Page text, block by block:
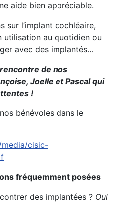
aide bien appréciable.
sur l’implant cochléaire,
utilisation au quotidien ou
avec des implantés…
de nos
Joelle et Pascal qui
!
bénévoles dans le
cisic-
fréquemment posées
des implantées ? Oui